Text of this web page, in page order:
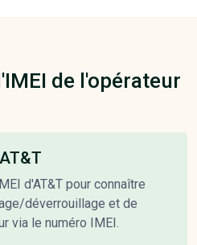
de l'opérateur
d'AT&T pour connaître
déverrouillage et de
via le numéro IMEI.